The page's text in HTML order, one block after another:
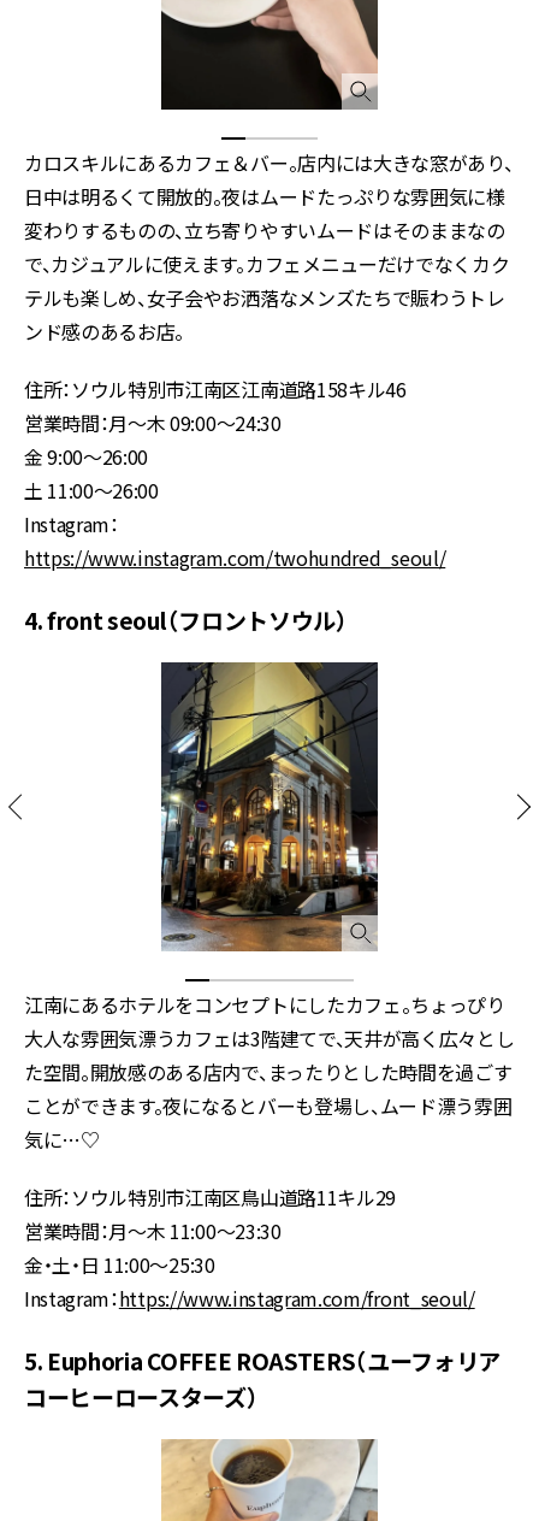
カロスキルにあるカフェ＆バー。店内には大きな窓があり、
日中は明るくて開放的。夜はムードたっぷりな雰囲気に様
変わりするものの、立ち寄りやすいムードはそのままなの
で、カジュアルに使えます。カフェメニューだけでなくカク
テルも楽しめ、女子会やお洒落なメンズたちで賑わうトレ
ンド感のあるお店。
住所：ソウル特別市江南区江南道路158キル46
営業時間：月〜木 09:00〜24:30
金 9:00〜26:00
土 11:00〜26:00
Instagram：
https://www.instagram.com/twohundred_seoul/
4. front seoul（フロントソウル）
江南にあるホテルをコンセプトにしたカフェ。ちょっぴり
大人な雰囲気漂うカフェは3階建てで、天井が高く広々とし
た空間。開放感のある店内で、まったりとした時間を過ごす
ことができます。夜になるとバーも登場し、ムード漂う雰囲
気に…♡
住所：ソウル特別市江南区鳥山道路11キル29
営業時間：月〜木 11:00〜23:30
金・土・日 11:00〜25:30
Instagram：https://www.instagram.com/front_seoul/
5. Euphoria COFFEE ROASTERS（ユーフォリア
コーヒーロースターズ）